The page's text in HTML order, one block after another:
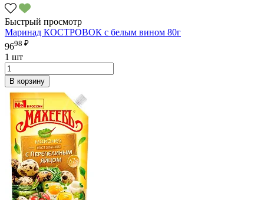
Быстрый просмотр
Маринад КОСТРОВОК с белым вином 80г
9698 ₽
1 шт
В корзину